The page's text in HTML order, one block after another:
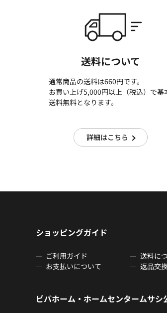
送料について
通常商品の送料は660円です。
お買い上げ5,000円以上（税込）で基
送料無料となります。
詳細はこちら
ショッピングガイド
ご利用ガイド 送料に
お支払いについて
返品交
ビバホーム・ホームセンタームサシ